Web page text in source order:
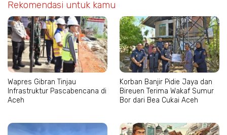
Rekomendasi untuk kamu
Wapres Gibran Tinjau
Infrastruktur Pascabencana di
Aceh
Korban Banjir Pidie Jaya dan
Bireuen Terima Wakaf Sumur
Bor dari Bea Cukai Aceh